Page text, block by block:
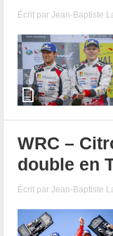
Écrit parJean-Baptiste
WRC –
double en
Écrit parJean-Baptiste